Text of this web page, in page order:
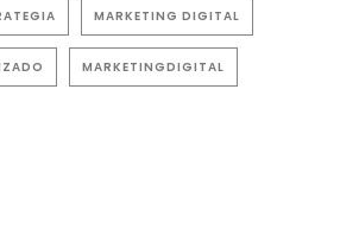
MARKETING DIGITAL
MARKETINGDIGITAL